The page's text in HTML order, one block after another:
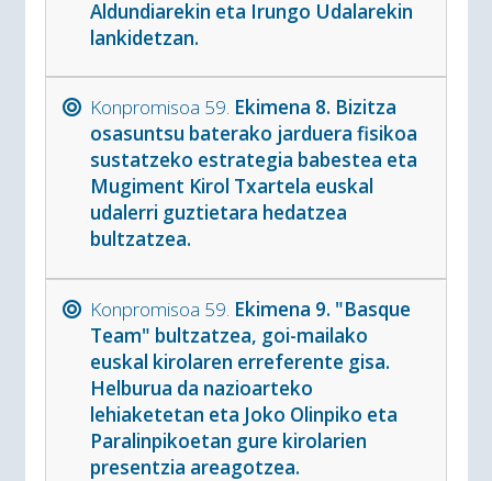
Aldundiarekin eta Irungo Udalarekin
lankidetzan.
Konpromisoa 59. Ekimena 8. Bizitza
osasuntsu baterako jarduera fisikoa
sustatzeko estrategia babestea eta
Mugiment Kirol Txartela euskal
udalerri guztietara hedatzea
bultzatzea.
Konpromisoa 59. Ekimena 9. "Basque
Team" bultzatzea, goi-mailako
euskal kirolaren erreferente gisa.
Helburua da nazioarteko
lehiaketetan eta Joko Olinpiko eta
Paralinpikoetan gure kirolarien
presentzia areagotzea.